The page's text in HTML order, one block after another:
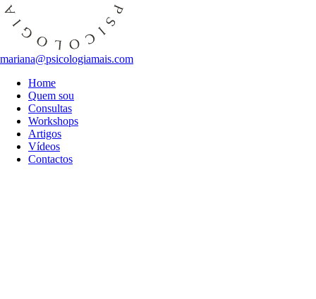
mariana@psicologiamais.com
Home
Quem sou
Consultas
Workshops
Artigos
Vídeos
Contactos